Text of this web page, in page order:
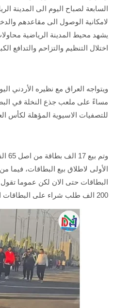
السابعة لصباح اليوم الى المدينة
لامكانية الوصول الى مقاعدهم
يشهد محيط المدينة الرياضية
اختلال التنظيم والتزاحم والتدافع
ويتواجه العراق مع نظيره الأردني
مساءً على ملعب جذع النخلة في
للتصفيات الاسيوية المؤهلة لكأس
الأولى لاطلاق بيع البطاقات،
البطاقات حتى الان لكن عموما
200 الف طلب شراء على البطاقات التي لا تبلغ سوى 65 الف بطاقة.